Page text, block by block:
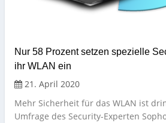
Nur 58 Prozent setzen spezielle
ihr WLAN ein
21. April 2020
Mehr Sicherheit für das WLAN ist
Umfrage des Security-Experten